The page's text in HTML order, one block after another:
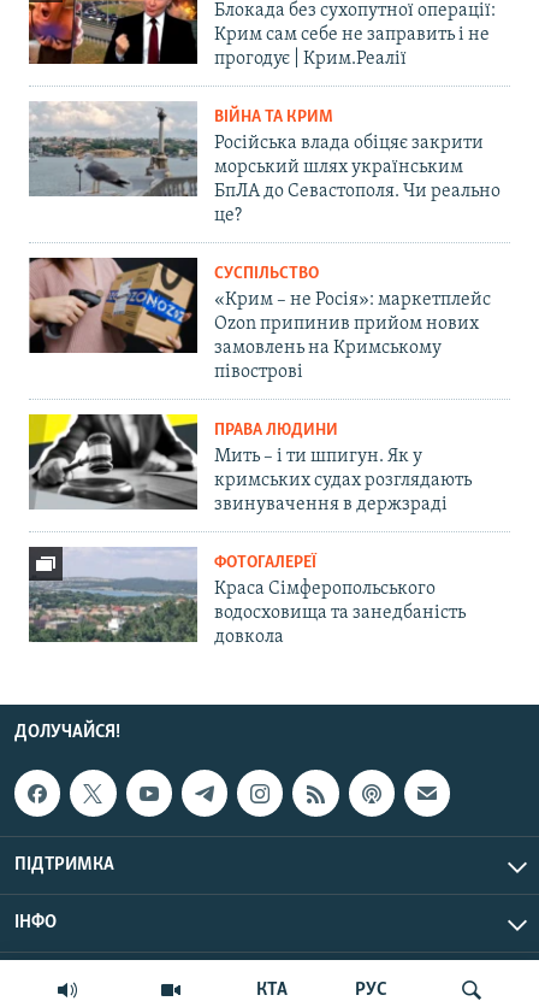
КТА РУС
Блокада без сухопутної операції:
Крим сам себе не заправить і не
прогодує | Крим.Реалії
ВІЙНА ТА КРИМ
Російська влада обіцяє закрити
морський шлях українським
БпЛА до Севастополя. Чи реально
це?
СУСПІЛЬСТВО
«Крим – не Росія»: маркетплейс
Ozon припинив прийом нових
замовлень на Кримському
півострові
ПРАВА ЛЮДИНИ
Мить – і ти шпигун. Як у
кримських судах розглядають
звинувачення в держзраді
ФОТОГАЛЕРЕЇ
Краса Сімферопольського
водосховища та занедбаність
довкола
ДОЛУЧАЙСЯ!
ПІДТРИМКА
ІНФО
© Крим.Реалії, 2026 | Усі права застережено.